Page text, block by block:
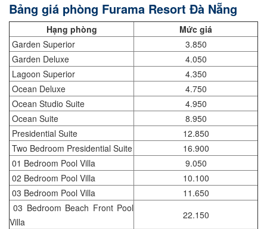
Bảng giá phòng Furama Resort Đà Nẵng
Hạng phòng
Mức giá
Garden Superior
3.850
Garden Deluxe
4.050
Lagoon Superior
4.350
Ocean Deluxe
4.750
Ocean Studio Suite
4.950
Ocean Suite
8.950
Presidential Suite
12.850
Two Bedroom Presidential Suite
16.900
01 Bedroom Pool Villa
9.050
02 Bedroom Pool Villa
10.100
03 Bedroom Pool Villa
11.650
03 Bedroom Beach Front Pool
Villa
22.150